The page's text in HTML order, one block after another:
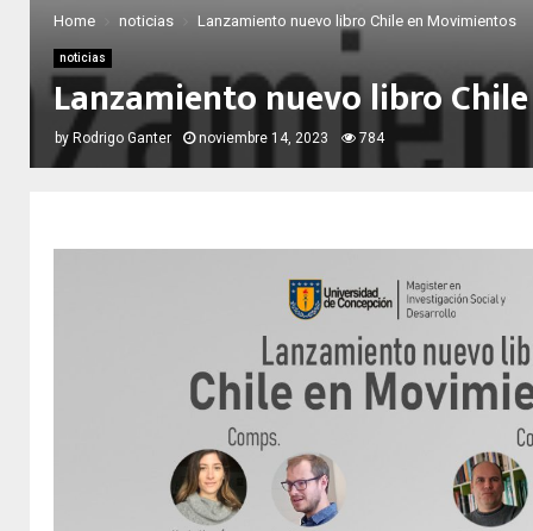
Home noticias Lanzamiento nuevo libro Chile en Movimientos
noticias
Lanzamiento nuevo libro
by Rodrigo Ganter noviembre 14, 2023 784